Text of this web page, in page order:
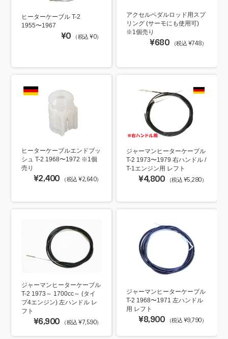
ヒーターケーブル T-2
1955〜1967
¥0 （税込 ¥0）
アクセルペダルロッド用スプ
リング (サーモにも使用可)
※1個売り
¥680 （税込 ¥748）
ヒーターケーブルエンドブッ
シュ T-2 1968〜1972 ※1個
売り
¥2,400 （税込 ¥2,640）
ジャーマンヒーターケーブル
T-2 1973〜1979 右ハンドル /
T-1エンジン用 レフト
¥4,800 （税込 ¥5,280）
ジャーマンヒーターケーブル
T-2 1973～ 1700cc～ (タイ
プ4エンジン) 左ハンドル レ
フト
¥6,900 （税込 ¥7,590）
ジャーマンヒーターケーブル
T-2 1968〜1971 左ハンドル
用 レフト
¥8,900 （税込 ¥9,790）